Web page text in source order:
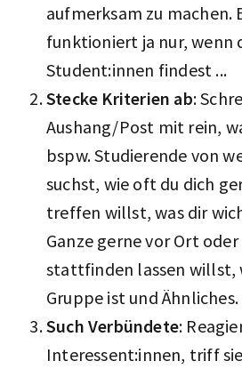
aufmerksam zu machen.
funktioniert ja nur, wenn
Student:innen findest ...
Stecke Kriterien ab:
Aushang/Post mit rein,
bspw. Studierende von
suchst, wie oft du dich
treffen willst, was dir
Ganze gerne vor Ort
stattfinden lassen willst,
Gruppe ist und Ähnliches.
Such Verbündete:
Interessent:innen, triff